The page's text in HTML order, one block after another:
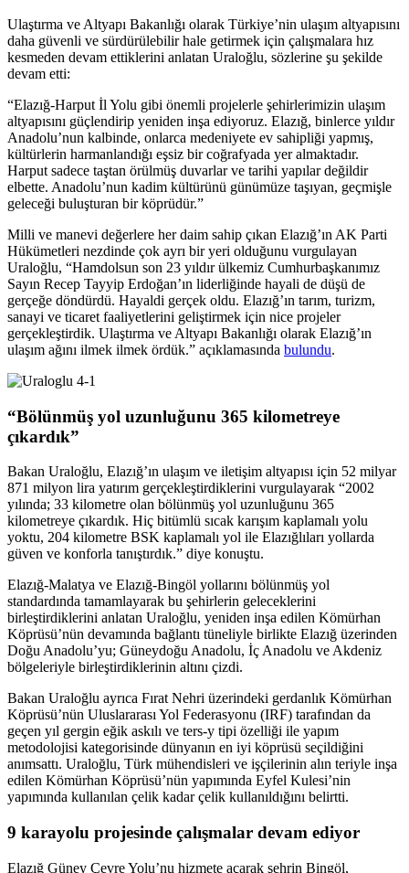
Ulaştırma ve Altyapı Bakanlığı olarak Türkiye’nin ulaşım altyapısını
daha güvenli ve sürdürülebilir hale getirmek için çalışmalara hız
kesmeden devam ettiklerini anlatan Uraloğlu, sözlerine şu şekilde
devam etti:
“Elazığ-Harput İl Yolu gibi önemli projelerle şehirlerimizin ulaşım
altyapısını güçlendirip yeniden inşa ediyoruz. Elazığ, binlerce yıldır
Anadolu’nun kalbinde, onlarca medeniyete ev sahipliği yapmış,
kültürlerin harmanlandığı eşsiz bir coğrafyada yer almaktadır.
Harput sadece taştan örülmüş duvarlar ve tarihi yapılar değildir
elbette. Anadolu’nun kadim kültürünü günümüze taşıyan, geçmişle
geleceği buluşturan bir köprüdür.”
Milli ve manevi değerlere her daim sahip çıkan Elazığ’ın AK Parti
Hükümetleri nezdinde çok ayrı bir yeri olduğunu vurgulayan
Uraloğlu, “Hamdolsun son 23 yıldır ülkemiz Cumhurbaşkanımız
Sayın Recep Tayyip Erdoğan’ın liderliğinde hayali de düşü de
gerçeğe döndürdü. Hayaldi gerçek oldu. Elazığ’ın tarım, turizm,
sanayi ve ticaret faaliyetlerini geliştirmek için nice projeler
gerçekleştirdik. Ulaştırma ve Altyapı Bakanlığı olarak Elazığ’ın
ulaşım ağını ilmek ilmek ördük.” açıklamasında bulundu.
“Bölünmüş yol uzunluğunu 365 kilometreye
çıkardık”
Bakan Uraloğlu, Elazığ’ın ulaşım ve iletişim altyapısı için 52 milyar
871 milyon lira yatırım gerçekleştirdiklerini vurgulayarak “2002
yılında; 33 kilometre olan bölünmüş yol uzunluğunu 365
kilometreye çıkardık. Hiç bitümlü sıcak karışım kaplamalı yolu
yoktu, 204 kilometre BSK kaplamalı yol ile Elazığlıları yollarda
güven ve konforla tanıştırdık.” diye konuştu.
Elazığ-Malatya ve Elazığ-Bingöl yollarını bölünmüş yol
standardında tamamlayarak bu şehirlerin geleceklerini
birleştirdiklerini anlatan Uraloğlu, yeniden inşa edilen Kömürhan
Köprüsü’nün devamında bağlantı tüneliyle birlikte Elazığ üzerinden
Doğu Anadolu’yu; Güneydoğu Anadolu, İç Anadolu ve Akdeniz
bölgeleriyle birleştirdiklerinin altını çizdi.
Bakan Uraloğlu ayrıca Fırat Nehri üzerindeki gerdanlık Kömürhan
Köprüsü’nün Uluslararası Yol Federasyonu (IRF) tarafından da
geçen yıl gergin eğik askılı ve ters-y tipi özelliği ile yapım
metodolojisi kategorisinde dünyanın en iyi köprüsü seçildiğini
anımsattı. Uraloğlu, Türk mühendisleri ve işçilerinin alın teriyle inşa
edilen Kömürhan Köprüsü’nün yapımında Eyfel Kulesi’nin
yapımında kullanılan çelik kadar çelik kullanıldığını belirtti.
9 karayolu projesinde çalışmalar devam ediyor
Elazığ Güney Çevre Yolu’nu hizmete açarak şehrin Bingöl,